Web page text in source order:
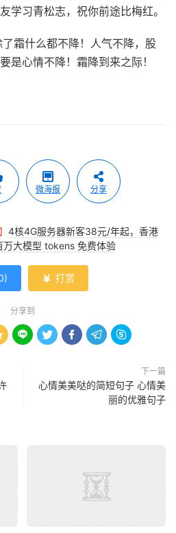
学习青松志，祝你前途比梅红。
霜什么都不降！人气不降，股
是心情不降！霜降到来之际！
微海报 分享
4核4G服务器新客38元/年起，香港
大模型 tokens 免费体验
)  打赏
分享到
    
下一篇
心情美美哒的简短句子 心情美
丽的优雅句子